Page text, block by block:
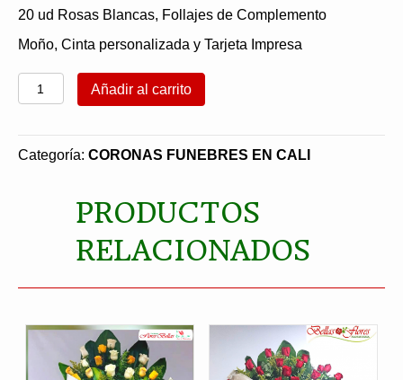
20 ud Rosas Blancas, Follajes de Complemento
Moño, Cinta personalizada y Tarjeta Impresa
Bouquet
de
Rosas
Añadir al carrito
Categoría: CORONAS FUNEBRES EN CALI
PRODUCTOS
RELACIONADOS